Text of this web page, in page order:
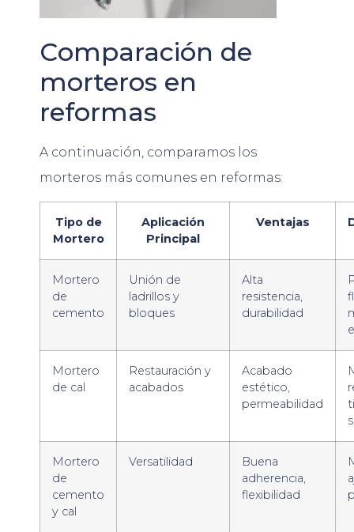
Comparación de
morteros en
reformas
A continuación, comparamos los
morteros más comunes en reformas:
Tipo de
Mortero
Aplicación
Principal
Ventajas
Mortero
de
cemento
Unión de
ladrillos y
bloques
Alta
resistencia,
durabilidad
Mortero
de cal
Restauración y
acabados
Acabado
estético,
permeabilidad
Mortero
de
cemento
y cal
Versatilidad
Buena
adherencia,
flexibilidad